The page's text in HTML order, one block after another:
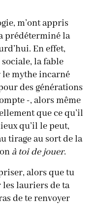
m’ont appris
prédéterminé la
En effet,
la fable
mythe incarné
des générations
-, alors même
que ce qu’il
qu’il le peut,
tirage au sort de la
à toi de jouer.
alors que tu
les lauriers de ta
de te renvoyer